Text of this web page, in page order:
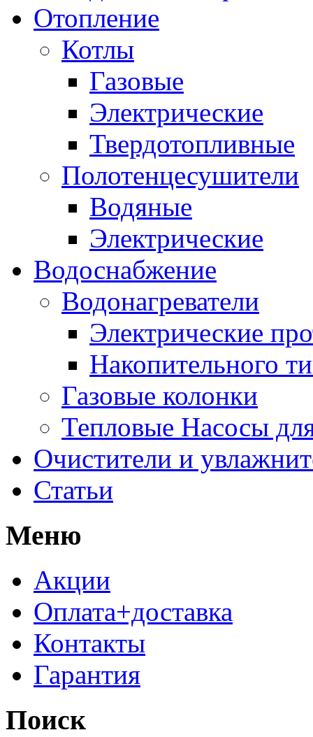
Отопление
Котлы
Газовые
Электрические
Твердотопливные
Полотенцесушители
Водяные
Электрические
Водоснабжение
Водонагреватели
Электрические
Накопительного
Газовые колонки
Тепловые Насосы
Очистители и
Статьи
Меню
Акции
Оплата+доставка
Контакты
Гарантия
Поиск